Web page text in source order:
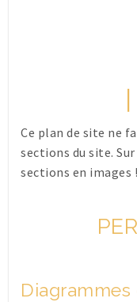
Ce plan de site ne
sections du site.
sections en images !